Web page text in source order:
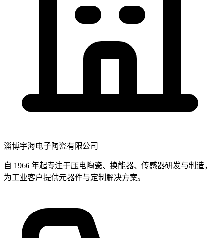
淄博宇海电子陶瓷有限公司
自 1966 年起专注于压电陶瓷、换能器、传感器研发与制造，
为工业客户提供元器件与定制解决方案。